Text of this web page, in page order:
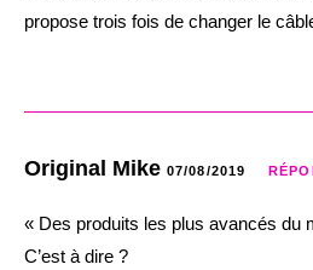
propose trois fois de changer le
Original Mike 07/08/2019
« Des produits les plus avancés du
C’est à dire ?